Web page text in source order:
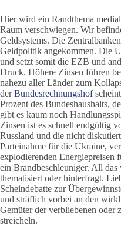
Hier wird ein Randthema
Raum verschwiegen. Wir
Geldsystems. Die
Geldpolitik angekommen. Die
und setzt somit die EZB und
Druck. Höhere Zinsen führen
nahezu aller Länder zum
derBundesrechnungshof
Prozent des Bundeshaushalts,
gibt es kaum noch
Zinsen ist es schnell endgültig
Russland und die nicht
Parteinahme für die Ukraine,
explodierenden
ein Brandbeschleuniger. All
thematisiert oder hinterfragt.
Scheindebatte zur
und sträflich vorbei an den
Gemüter der verbliebenen oder
streicheln.